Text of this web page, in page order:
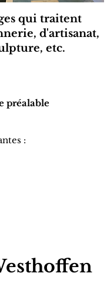
qui traitent
d'artisanat,
etc.
préalable
: